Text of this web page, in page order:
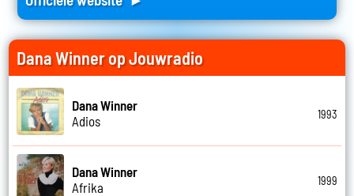
Dana Winner op Jouwradio
Dana Winner
Adios
1993
Dana Winner
Afrika
1999